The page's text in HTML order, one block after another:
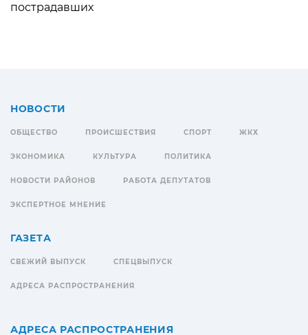
пострадавших
НОВОСТИ
ОБЩЕСТВО ПРОИСШЕСТВИЯ СПОРТ ЖКХ
ЭКОНОМИКА КУЛЬТУРА ПОЛИТИКА
НОВОСТИ РАЙОНОВ РАБОТА ДЕПУТАТОВ
ЭКСПЕРТНОЕ МНЕНИЕ
ГАЗЕТА
СВЕЖИЙ ВЫПУСК СПЕЦВЫПУСК
АДРЕСА РАСПРОСТРАНЕНИЯ
АДРЕСА РАСПРОСТРАНЕНИЯ